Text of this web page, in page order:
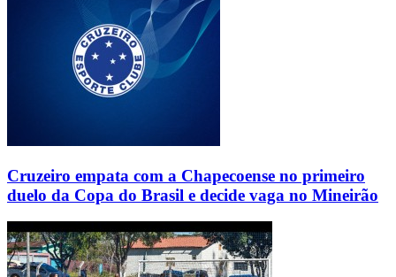
Cruzeiro empata com a Chapecoense no primeiro
duelo da Copa do Brasil e decide vaga no Mineirão